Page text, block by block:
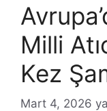
Milli
Kez
Mart 4, 2026